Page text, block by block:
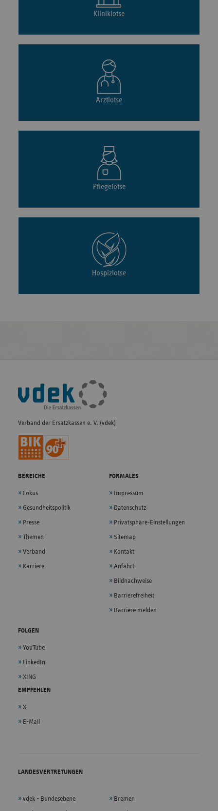
Kliniklotse
Arztlotse
Pflegelotse
Hospizlotse
Fußleisten-
Navigation
Verband der Ersatzkassen e. V. (vdek)
BEREICHE
Fokus
Gesundheitspolitik
Presse
Themen
Verband
Karriere
FORMALES
Impressum
Datenschutz
Privatsphäre-Einstellungen
Sitemap
Kontakt
Anfahrt
Bildnachweise
Barrierefreiheit
Barriere melden
FOLGEN
YouTube
LinkedIn
XING
EMPFEHLEN
X
E-Mail
LANDESVERTRETUNGEN
vdek - Bundesebene Bremen